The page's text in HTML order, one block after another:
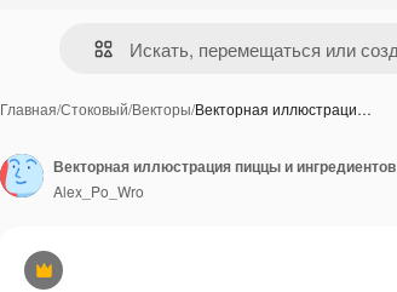
Главная/Стоковый/Векторы/Векторная иллюстраци…
Премиум
Векторная иллюстрация пиццы и ингредиентов
Alex_Po_Wro